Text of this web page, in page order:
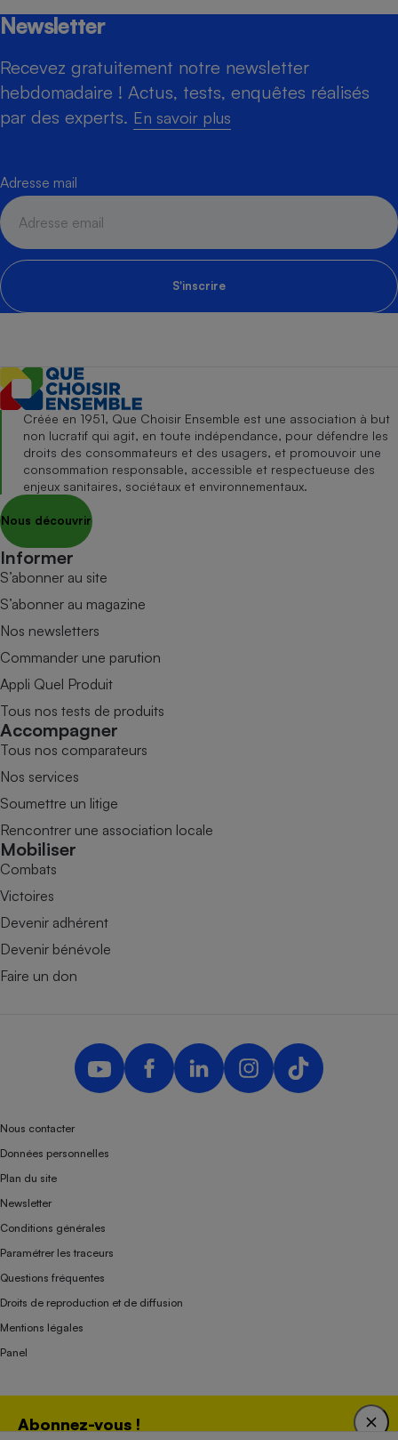
Newsletter
Recevez gratuitement notre newsletter
hebdomadaire ! Actus, tests, enquêtes réalisés
par des experts. En savoir plus
Adresse mail
S'inscrire
Abonnez-vous !
Créée en 1951, Que Choisir Ensemble est une association à but
non lucratif qui agit, en toute indépendance, pour défendre les
droits des consommateurs et des usagers, et promouvoir une
consommation responsable, accessible et respectueuse des
enjeux sanitaires, sociétaux et environnementaux.
Nous découvrir
Informer
S’abonner au site
S’abonner au magazine
Nos newsletters
Commander une parution
Appli Quel Produit
Tous nos tests de produits
Accompagner
Tous nos comparateurs
Nos services
Soumettre un litige
Rencontrer une association locale
Mobiliser
Combats
Victoires
Devenir adhérent
Devenir bénévole
Faire un don
Nous contacter
Données personnelles
Plan du site
Newsletter
Conditions générales
Paramétrer les traceurs
Questions fréquentes
Droits de reproduction et de diffusion
Mentions légales
Panel
Association indépendante de l’État, des syndicats, des producteurs et des
distributeurs depuis 1951.